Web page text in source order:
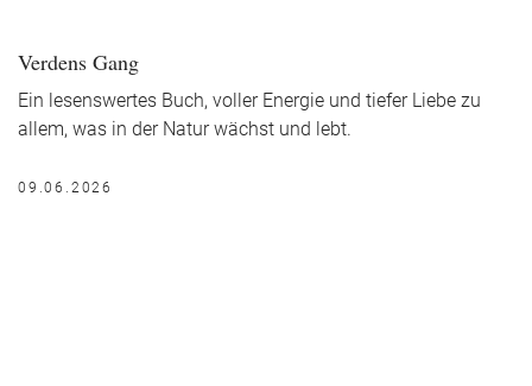
Verdens Gang
Ein lesenswertes Buch, voller Energie und tiefer Liebe zu
allem, was in der Natur wächst und lebt.
09.06.2026